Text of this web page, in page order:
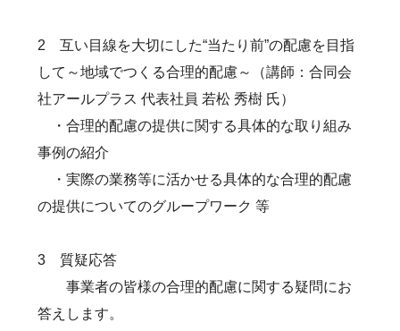
2 互い目線を大切にした“当たり前”の配慮を目指
して～地域でつくる合理的配慮～（講師：合同会
社アールプラス 代表社員 若松 秀樹 氏）
・合理的配慮の提供に関する具体的な取り組み
事例の紹介
・実際の業務等に活かせる具体的な合理的配慮
の提供についてのグループワーク 等
3 質疑応答
事業者の皆様の合理的配慮に関する疑問にお
答えします。